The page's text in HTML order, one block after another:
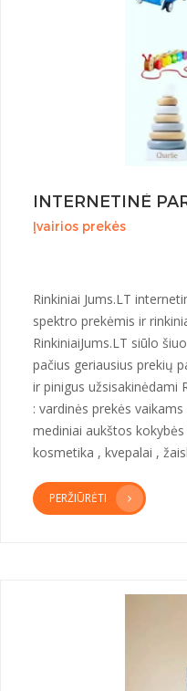
INTERNETINĖ
Įvairios prekės
Rinkiniai Jums.LT
spektro prekėmis ir
RinkiniaiJums.LT siūlo
pačius geriausius prekių
ir pinigus užsisakinėdami
: vardinės prekės
mediniai aukštos
kosmetika , kvepalai ,
PERŽIŪRĖTI